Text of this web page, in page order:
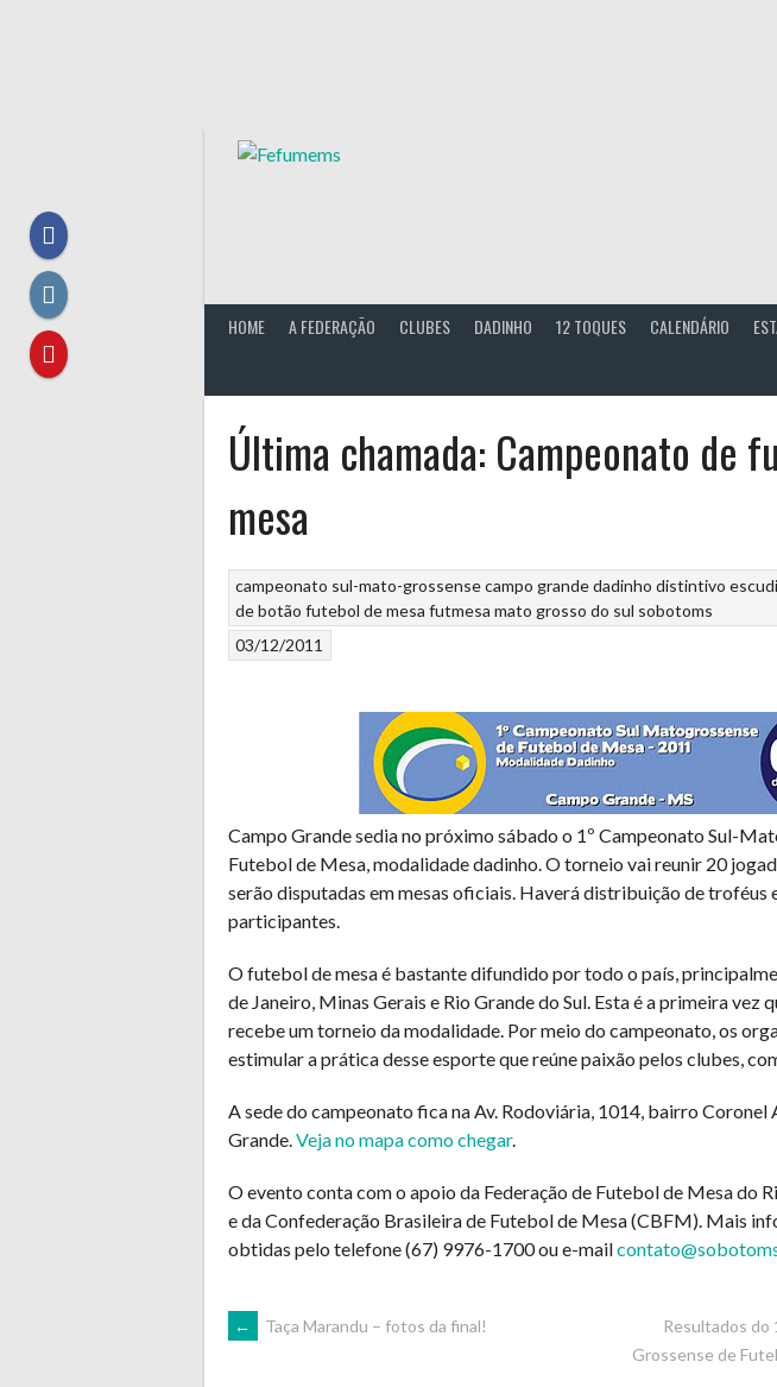
HOME A FEDERAÇÃO CLUBES DADINHO 12 TOQUES CALENDÁRIO
Última chamada: Campeonato de
mesa
campeonato sul-mato-grossensecampo grandedadinho distintivo
de botão futebol de mesa futmesa mato grosso do sul sobotoms
03/12/2011
Campo Grande sedia no próximo sábado o 1º Campeonato Sul-
Futebol de Mesa, modalidade dadinho. O torneio vai reunir 20
serão disputadas em mesas oficiais. Haverá distribuição de troféus
participantes.
O futebol de mesa é bastante difundido por todo o país,
de Janeiro, Minas Gerais e Rio Grande do Sul. Esta é a primeira vez
recebe um torneio da modalidade. Por meio do campeonato, os
estimular a prática desse esporte que reúne paixão pelos clubes,
A sede do campeonato fica na Av. Rodoviária, 1014, bairro Coronel
Grande.Veja no mapa como chegar.
O evento conta com o apoio da Federação de Futebol de Mesa do
e da Confederação Brasileira de Futebol de Mesa (CBFM). Mais
obtidas pelo telefone (67) 9976-1700 ou e-mail
POST
← Taça Marandu – fotos da final!
Resultados do
Grossense de